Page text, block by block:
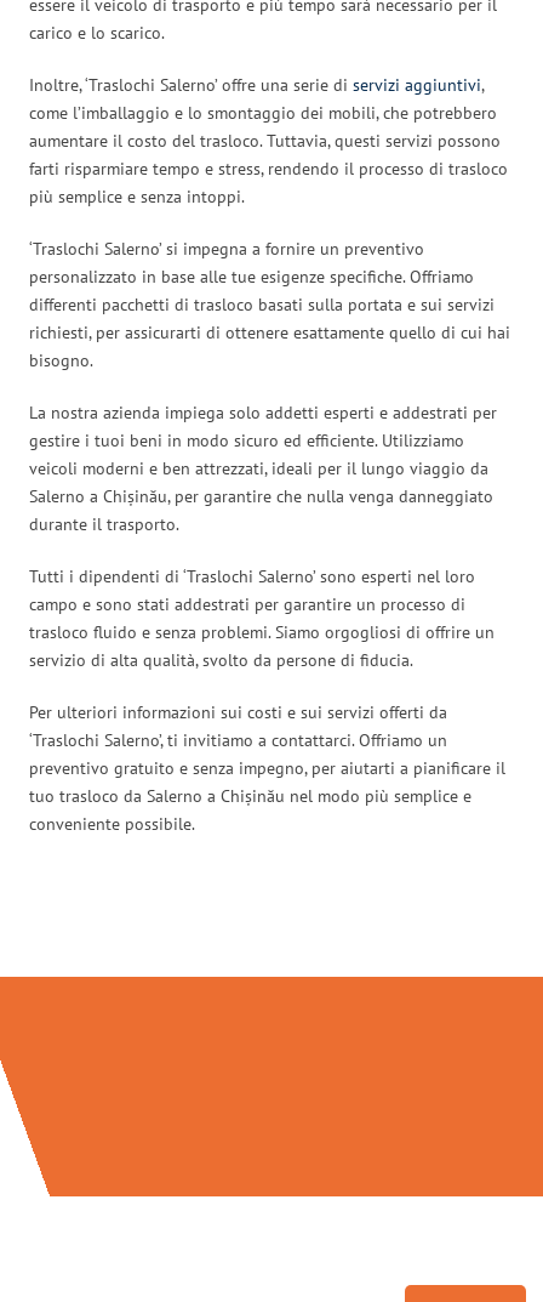
essere il veicolo di trasporto e più tempo sarà necessario per il
carico e lo scarico.
Inoltre, ‘Traslochi Salerno’ offre una serie di servizi aggiuntivi,
come l’imballaggio e lo smontaggio dei mobili, che potrebbero
aumentare il costo del trasloco. Tuttavia, questi servizi possono
farti risparmiare tempo e stress, rendendo il processo di trasloco
più semplice e senza intoppi.
‘Traslochi Salerno’ si impegna a fornire un preventivo
personalizzato in base alle tue esigenze specifiche. Offriamo
differenti pacchetti di trasloco basati sulla portata e sui servizi
richiesti, per assicurarti di ottenere esattamente quello di cui hai
bisogno.
La nostra azienda impiega solo addetti esperti e addestrati per
gestire i tuoi beni in modo sicuro ed efficiente. Utilizziamo
veicoli moderni e ben attrezzati, ideali per il lungo viaggio da
Salerno a Chișinău, per garantire che nulla venga danneggiato
durante il trasporto.
Tutti i dipendenti di ‘Traslochi Salerno’ sono esperti nel loro
campo e sono stati addestrati per garantire un processo di
trasloco fluido e senza problemi. Siamo orgogliosi di offrire un
servizio di alta qualità, svolto da persone di fiducia.
Per ulteriori informazioni sui costi e sui servizi offerti da
‘Traslochi Salerno’, ti invitiamo a contattarci. Offriamo un
preventivo gratuito e senza impegno, per aiutarti a pianificare il
tuo trasloco da Salerno a Chișinău nel modo più semplice e
conveniente possibile.